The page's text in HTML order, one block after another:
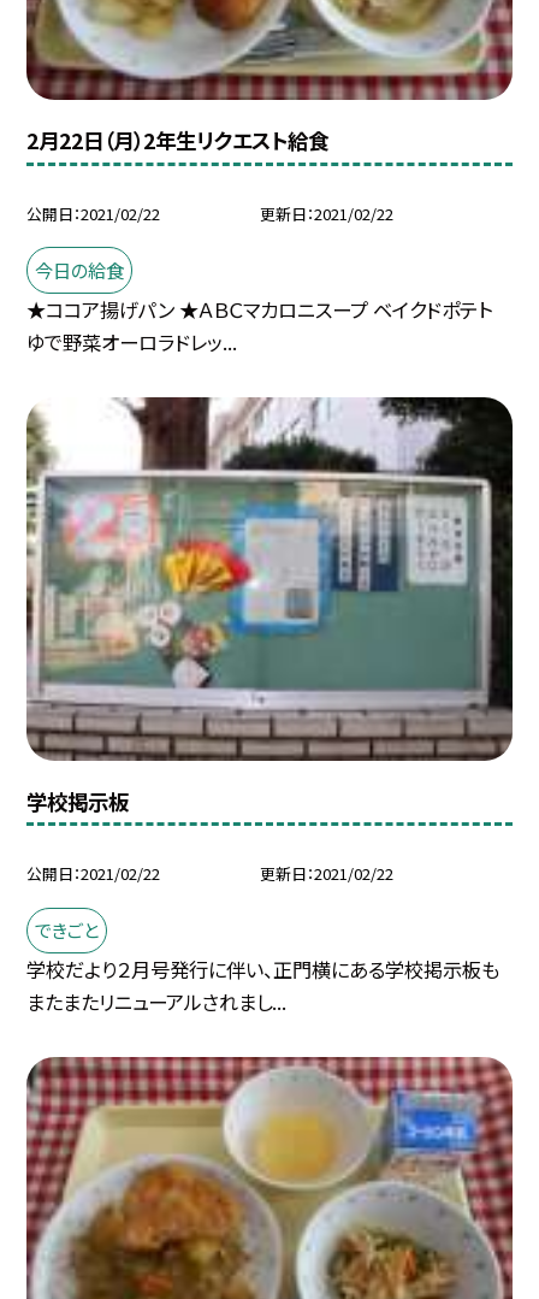
2月22日（月）2年生リクエスト給食
公開日 2021/02/22 更新日 2021/02/22
今日の給食
★ココア揚げパン ★ＡＢＣマカロニスープ ベイクドポテト
ゆで野菜オーロラドレッ...
学校掲示板
公開日 2021/02/22 更新日 2021/02/22
できごと
学校だより２月号発行に伴い、正門横にある学校掲示板も
またまたリニューアルされまし...